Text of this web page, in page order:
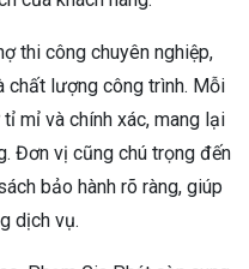
thi công chuyên nghiệp,
chất lượng công trình. Mỗi
mỉ và chính xác, mang lại
Đơn vị cũng chú trọng đến
bảo hành rõ ràng, giúp
dịch vụ.